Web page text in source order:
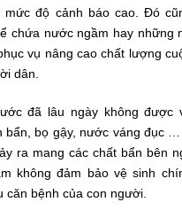
độ cảnh báo cao. Đó
chứa nước ngầm hay những
vụ nâng cao chất lượng
dân.
đã lâu ngày không được
bẩn, bọ gậy, nước váng đục
ra mang các chất bẩn bên
không đảm bảo vệ sinh
căn bệnh của con người.